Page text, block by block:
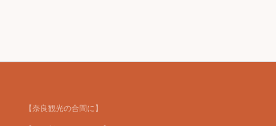
【奈良観光の合間に】